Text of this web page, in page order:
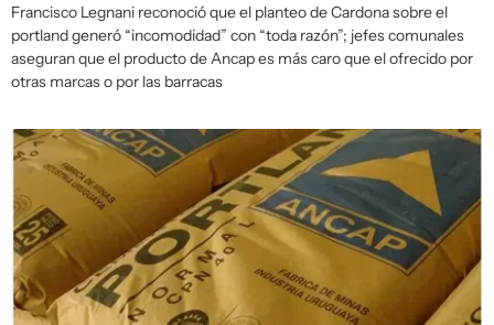
Francisco Legnani reconoció que el planteo de Cardona sobre el
portland generó “incomodidad” con “toda razón”; jefes comunales
aseguran que el producto de Ancap es más caro que el ofrecido por
otras marcas o por las barracas